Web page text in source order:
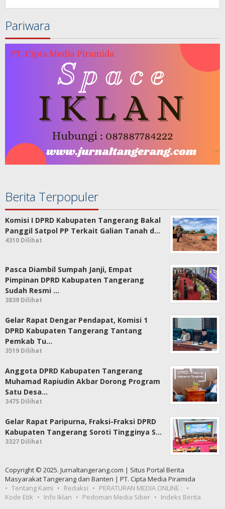
Pariwara
Berita Terpopuler
Komisi I DPRD Kabupaten Tangerang Bakal
Panggil Satpol PP Terkait Galian Tanah d…
4310 Dilihat
Pasca Diambil Sumpah Janji, Empat
Pimpinan DPRD Kabupaten Tangerang
Sudah Resmi …
3839 Dilihat
Gelar Rapat Dengar Pendapat, Komisi 1
DPRD Kabupaten Tangerang Tantang
Pemkab Tu…
3519 Dilihat
Anggota DPRD Kabupaten Tangerang
Muhamad Rapiudin Akbar Dorong Program
Satu Desa…
3475 Dilihat
Gelar Rapat Paripurna, Fraksi-Fraksi DPRD
Kabupaten Tangerang Soroti Tingginya S…
3327 Dilihat
Copyright © 2025. Jurnaltangerang.com | Situs Portal Berita
Masyarakat Tangerang dan Banten | PT. Cipta Media Piramida
Tentang Kami
Redaksi
PERATURAN MEDIA ONLINE :
Kode Etik
Info Iklan Pedoman Media Siber Indeks Berita